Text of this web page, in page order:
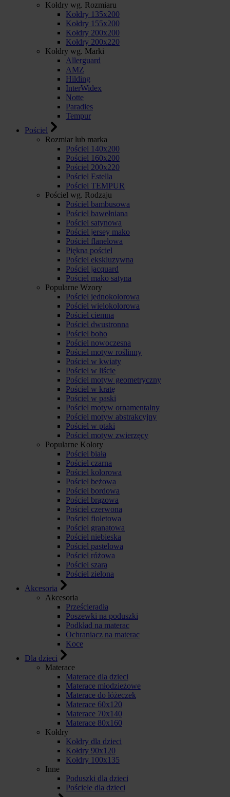
Kołdry wg. Rozmiaru
Kołdry 135x200
Kołdry 155x200
Kołdry 200x200
Kołdry 200x220
Kołdry wg. Marki
Allerguard
AMZ
Hilding
InterWidex
Notte
Paradies
Tempur
Pościel
Rozmiar lub marka
Pościel 140x200
Pościel 160x200
Pościel 200x220
Pościel Estella
Pościel TEMPUR
Pościel wg. Rodzaju
Pościel bambusowa
Pościel bawełniana
Pościel satynowa
Pościel jersey mako
Pościel flanelowa
Piękna pościel
Pościel ekskluzywna
Pościel jacquard
Pościel mako satyna
Popularne Wzory
Pościel jednokolorowa
Pościel wielokolorowa
Pościel ciemna
Pościel dwustronna
Pościel boho
Pościel nowoczesna
Pościel motyw roślinny
Pościel w kwiaty
Pościel w liście
Pościel motyw geometryczny
Pościel w kratę
Pościel w paski
Pościel motyw ornamentalny
Pościel motyw abstrakcyjny
Pościel w ptaki
Pościel motyw zwierzęcy
Popularne Kolory
Pościel biała
Pościel czarna
Pościel kolorowa
Pościel beżowa
Pościel bordowa
Pościel brązowa
Pościel czerwona
Pościel fioletowa
Pościel granatowa
Pościel niebieska
Pościel pastelowa
Pościel różowa
Pościel szara
Pościel zielona
Akcesoria
Akcesoria
Prześcieradła
Poszewki na poduszki
Podkład na materac
Ochraniacz na materac
Koce
Dla dzieci
Materace
Materace dla dzieci
Materace młodzieżowe
Materace do łóżeczek
Materace 60x120
Materace 70x140
Materace 80x160
Kołdry
Kołdry dla dzieci
Kołdry 90x120
Kołdry 100x135
Inne
Poduszki dla dzieci
Pościele dla dzieci